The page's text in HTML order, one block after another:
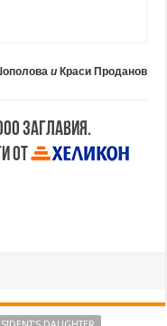
и Краси Проданов
заглавия.
от